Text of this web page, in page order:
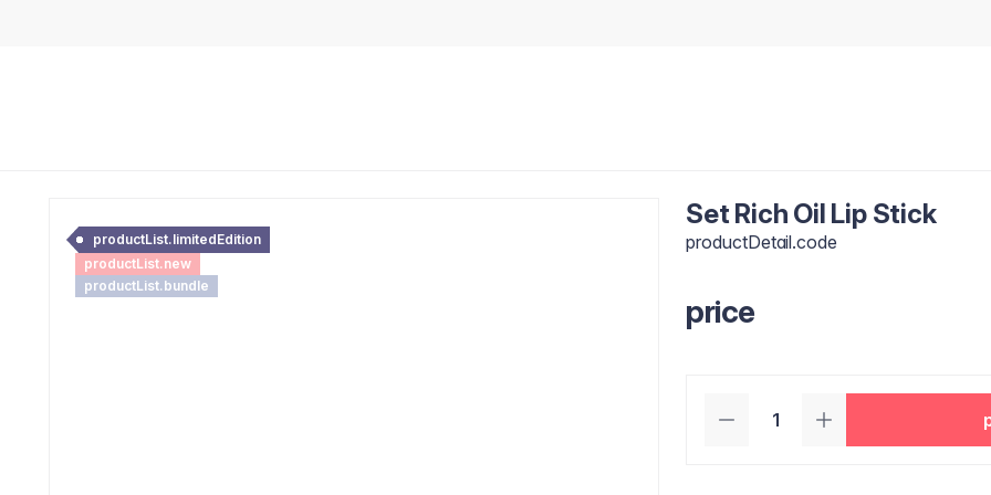
productList.limitedEdition
productList.new
productList.bundle
Set Rich Oil Lip Stick
productDetail.code
price